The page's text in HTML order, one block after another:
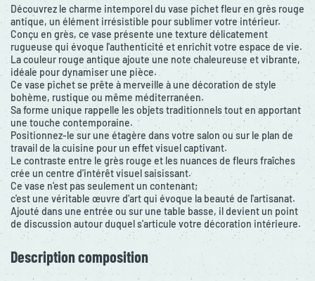
Découvrez le charme intemporel du vase pichet fleur en grès rouge
antique, un élément irrésistible pour sublimer votre intérieur.
Conçu en grès, ce vase présente une texture délicatement
rugueuse qui évoque l'authenticité et enrichit votre espace de vie.
La couleur rouge antique ajoute une note chaleureuse et vibrante,
idéale pour dynamiser une pièce.
Ce vase pichet se prête à merveille à une décoration de style
bohème, rustique ou même méditerranéen.
Sa forme unique rappelle les objets traditionnels tout en apportant
une touche contemporaine.
Positionnez-le sur une étagère dans votre salon ou sur le plan de
travail de la cuisine pour un effet visuel captivant.
Le contraste entre le grès rouge et les nuances de fleurs fraîches
crée un centre d'intérêt visuel saisissant.
Ce vase n'est pas seulement un contenant;
c'est une véritable œuvre d'art qui évoque la beauté de l'artisanat.
Ajouté dans une entrée ou sur une table basse, il devient un point
de discussion autour duquel s'articule votre décoration intérieure.
Description composition